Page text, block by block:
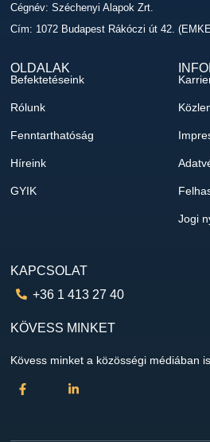
Cégnév: Széchenyi Alapok Zrt.
Cím: 1072 Budapest Rákóczi út 42.
OLDALAK
Befektetéseink
Rólunk
Fenntarthatóság
Híreink
GYIK
Jogi
KAPCSOLAT
+36 1 413 27 40
KÖVESS MINKET
Kövess minket a közösségi médiában